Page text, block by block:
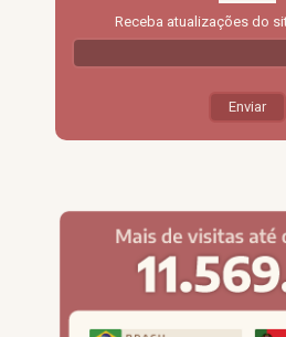
Receba atualizações do